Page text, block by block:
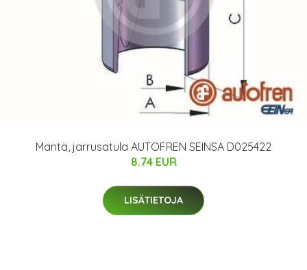
Mäntä, jarrusatula AUTOFREN SEINSA D025422
8.74 EUR
LISÄTIETOJA